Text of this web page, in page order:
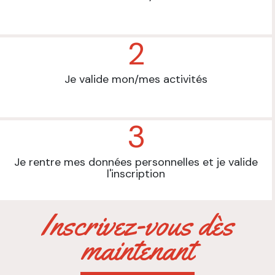
2
Je valide mon/mes activités
3
Je rentre mes données personnelles et je valide
l'inscription
Inscrivez-vous dès
maintenant